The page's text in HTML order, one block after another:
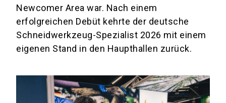
Newcomer Area war. Nach einem
erfolgreichen Debüt kehrte der deutsche
Schneidwerkzeug-Spezialist 2026 mit einem
eigenen Stand in den Haupthallen zurück.